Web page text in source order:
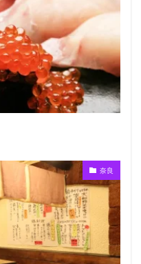
奈良